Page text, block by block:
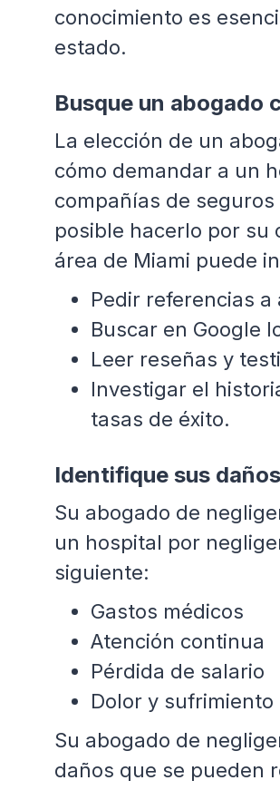
conocimiento es
estado.
Busque un abogado
La elección de un
cómo demandar a un
compañías de
posible hacerlo por su
área de Miami puede
Pedir referencias
Buscar en Google
Leer reseñas y
Investigar el
tasas de éxito.
Identifique sus
Su abogado de
un hospital por
siguiente:
Gastos médicos
Atención continua
Pérdida de salario
Dolor y sufrimiento
Su abogado de
daños que se pueden